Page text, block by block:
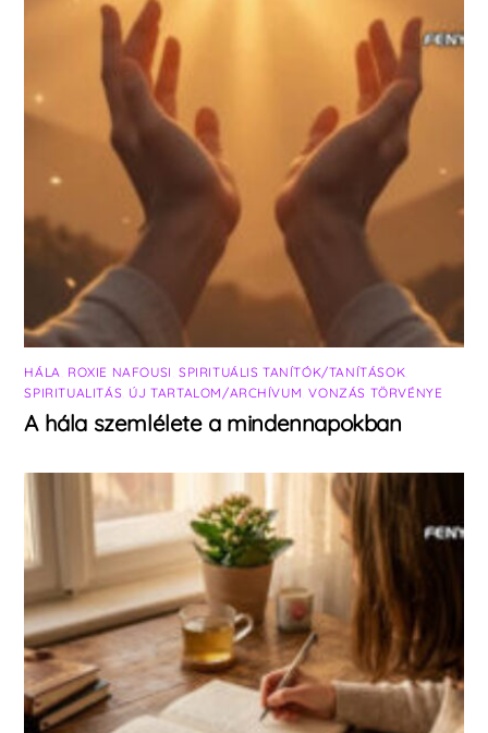
HÁLA ROXIE NAFOUSI SPIRITUÁLIS TANÍTÓK/TANÍTÁSOK
SPIRITUALITÁS ÚJ TARTALOM/ARCHÍVUM ,VONZÁS TÖRVÉNYE
A hála szemlélete a mindennapokban